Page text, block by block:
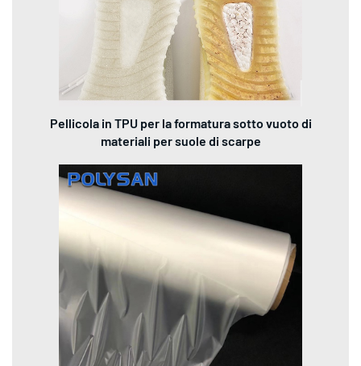
Pellicola in TPU per la formatura sotto vuoto di
materiali per suole di scarpe